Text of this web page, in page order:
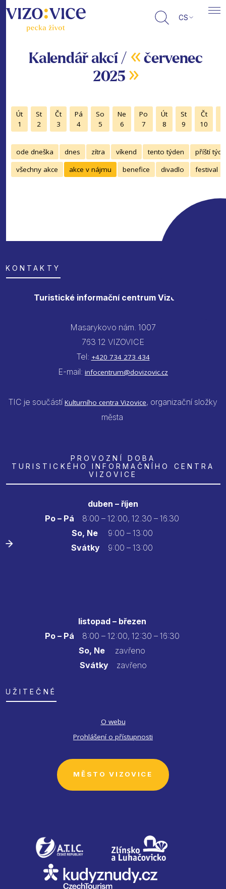
CS
Kalendář akcí / « červenec
2025 »
Út
1
St
2
Čt
3
Pá
4
So
5
Ne
6
Po
7
Út
8
St
9
Čt
10
ode dneška dnes zítra víkend tento týden
příští
všechny akce
akce v nájmu benefice divadlo festival
KONTAKTY
Turistické informační centrum Vizovice
Masarykovo nám. 1007
763 12 VIZOVICE
Tel: +420 734 273 434
E-mail: infocentrum@dovizovic.cz
TIC je součástí Kulturního centra Vizovice, organizační složky
města
PROVOZNÍ DOBA
TURISTICKÉHO INFORMAČNÍHO CENTRA
VIZOVICE
duben – říjen
Po – Pá
8:00 – 12:00, 12.30 – 16.30
So, Ne9:00 – 13:00
Svátky 9:00 – 13:00
listopad – březen
Po – Pá 8:00 – 12:00, 12:30 – 16:30
So, Ne zavřeno
Svátkyzavřeno
UŽITEČNÉ
O webu
Prohlášení o přístupnosti
MĚSTO VIZOVICE